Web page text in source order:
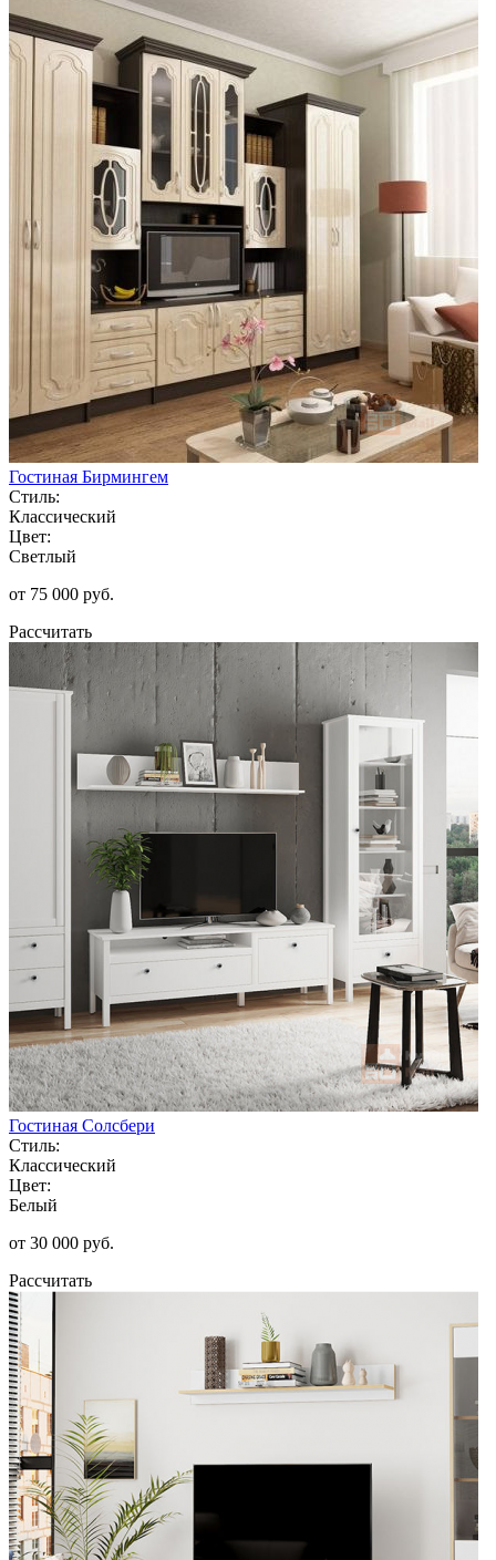
Гостиная Бирмингем
Стиль:
Классический
Цвет:
Светлый
от 75 000 руб.
Рассчитать
Гостиная Солсбери
Стиль:
Классический
Цвет:
Белый
от 30 000 руб.
Рассчитать